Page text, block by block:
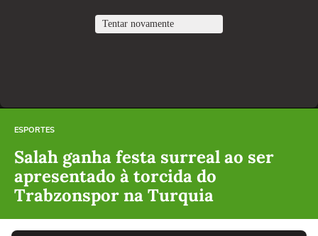
ESPORTES
Salah ganha festa surreal ao ser
apresentado à torcida do
Trabzonspor na Turquia